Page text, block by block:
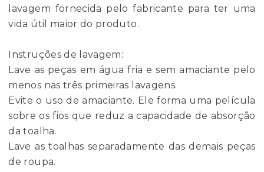
lavagem fornecida pelo fabricante para ter uma
vida útil maior do produto.
Instruções de lavagem:
Lave as peças em água fria e sem amaciante pelo
menos nas três primeiras lavagens.
Evite o uso de amaciante. Ele forma uma película
sobre os fios que reduz a capacidade de absorção
da toalha.
Lave as toalhas separadamente das demais peças
de roupa.